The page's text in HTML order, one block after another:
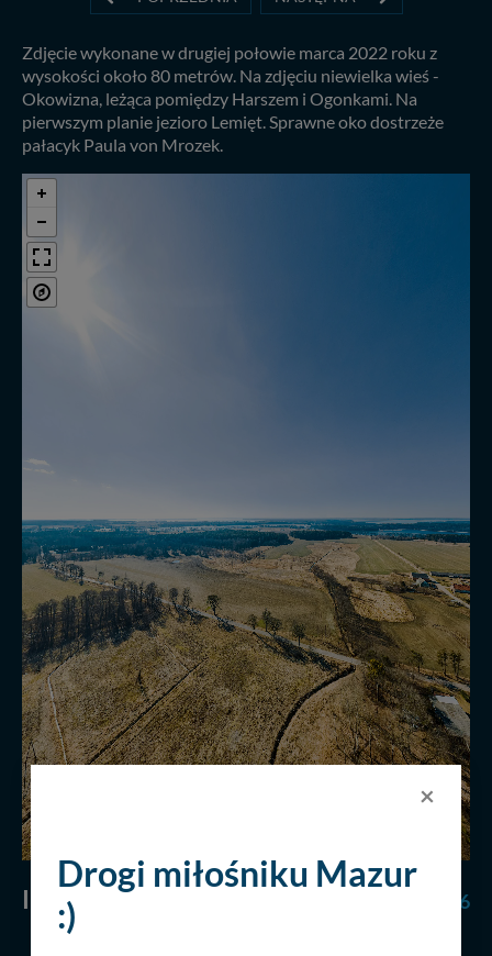
Zdjęcie wykonane w drugiej połowie marca 2022 roku z
wysokości około 80 metrów. Na zdjęciu niewielka wieś -
Okowizna, leżąca pomiędzy Harszem i Ogonkami. Na
pierwszym planie jezioro Lemięt. Sprawne oko dostrzeże
pałacyk Paula von Mrozek.
INNE PANORAMY Z TEJ KATEGORII
( 76
×
Drogi miłośniku Mazur
:)